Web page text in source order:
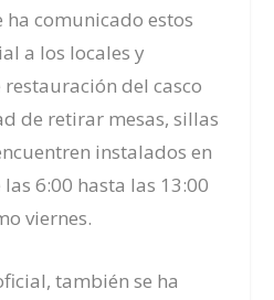
comunicado estos
a los locales y
del casco
de retirar mesas, sillas
instalados en
6:00 hasta las 13:00
viernes.
también se ha